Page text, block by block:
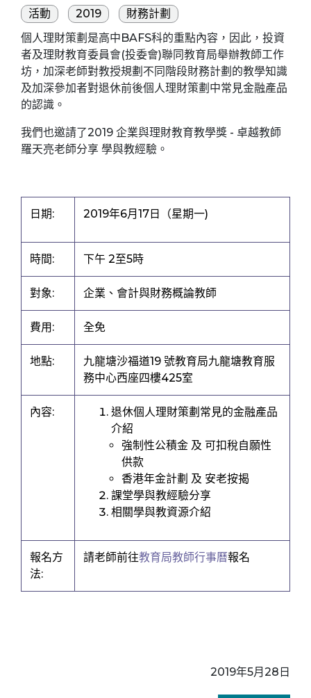
活動 2019
財務計劃
個人理財策劃是高中BAFS科的重點內容，因此，投資
者及理財教育委員會(投委會)聯同教育局舉辦教師工作
坊，加深老師對教授規劃不同階段財務計劃的教學知識
及加深參加者對退休前後個人理財策劃中常見金融產品
的認識。
我們也邀請了2019 企業與理財教育教學獎 - 卓越教師
羅天亮老師分享 學與教經驗。
日期: 2019年6月17日（星期一)
時間: 下午 2至5時
對象: 企業、會計與財務概論教師
費用: 全免
地點:
九龍塘沙福道19 號教育局九龍塘教育服
務中心西座四樓425室
內容:
退休個人理財策劃常見的金融產品
介紹
強制性公積金 及 可扣稅自願性
供款
香港年金計劃 及 安老按揭
課堂學與教經驗分享
相關學與教資源介紹
報名方
法:
請老師前往教育局教師行事曆報名
2019年5月28日